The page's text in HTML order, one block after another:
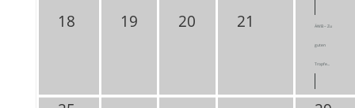
18 19 20 21 ÄWB – Zu
guten
Tropfe...